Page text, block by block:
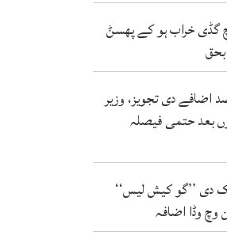
گڈی خراب ہو کے پھسݨ
وچ 10 توں 15 فیصد اضافے دی تجویز، وزیر
بعد حتمی فیصلہ
دی ’’گو کیش لیس‘‘
وچ وڈا اضافہ